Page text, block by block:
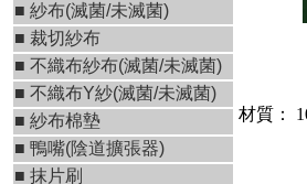
■ 紗布(滅菌/未滅菌)
■ 裁切紗布
■ 不織布紗布(滅菌/未滅菌)
■ 不織布Y紗(滅菌/未滅菌)
■ 紗布棉墊
■ 鴨嘴(陰道擴張器)
■ 抹片刷
材質：